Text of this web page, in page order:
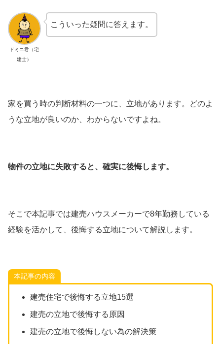
ドミニ君（宅
建士）
こういった疑問に答えます。
家を買う時の判断材料の一つに、立地があります。どのよ
うな立地が良いのか、わからないですよね。
物件の立地に失敗すると、確実に後悔します。
そこで本記事では建売ハウスメーカーで8年勤務している
経験を活かして、後悔する立地について解説します。
本記事の内容
建売住宅で後悔する立地15選
建売の立地で後悔する原因
建売の立地で後悔しない為の解決策